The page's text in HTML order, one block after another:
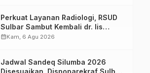
Perkuat Layanan Radiologi, RSUD
Sulbar Sambut Kembali dr. Iis
Imelda, Sp.Rad
calendar_monthKam, 6 Agu 2026
Jadwal Sandeq Silumba 2026
Disesuaikan, Dispoparekraf Sulbar